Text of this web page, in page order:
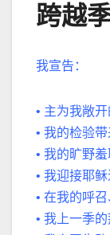
跨越
我宣告：
• 主为我敞
• 我的检验
• 我的旷野
• 我迎接耶
• 在我的呼
• 我上一季